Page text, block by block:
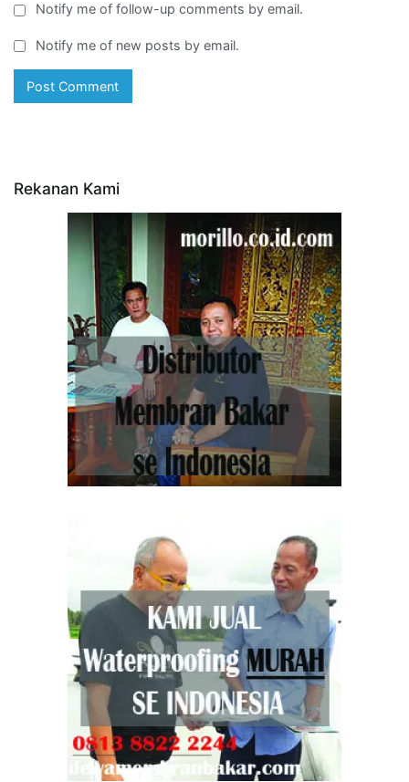
Notify me of follow-up comments by email.
Notify me of new posts by email.
Rekanan Kami